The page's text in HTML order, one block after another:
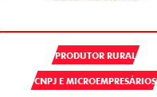
PRODUTOR RURAL
CNPJ E MICROEMPRESÁRIOS